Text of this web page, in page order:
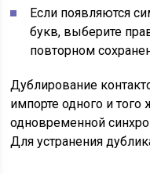
Если появляются
букв, выберите
повторном
Дублирование
импорте одного и
одновременной
Для устранения